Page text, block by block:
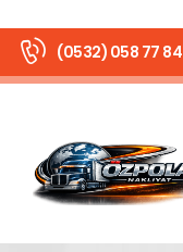
(0532) 058 77 84